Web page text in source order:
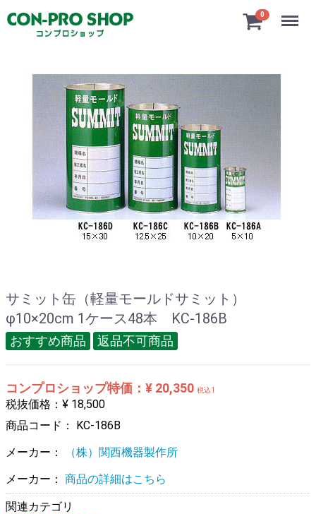
0 Menu
サミット缶（軽量モールドサミット）
φ10×20cm 1ケース48本 KC-186B
おすすめ商品 返品不可商品
コンプロショップ特価：¥ 20,350 税込1
税抜価格：¥ 18,500
商品コード： KC-186B
メーカー：
（株）関西機器製作所
メーカー： 商品の詳細はこちら
関連カテゴリ